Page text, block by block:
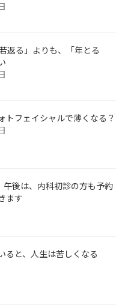
返る」よりも、「年とる
トフェイシャルで薄くなる？
午後は、内科初診の方も予約
ます
ると、人生は苦しくなる